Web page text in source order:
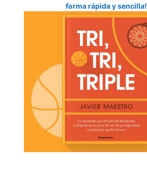
forma rápida y sencilla!